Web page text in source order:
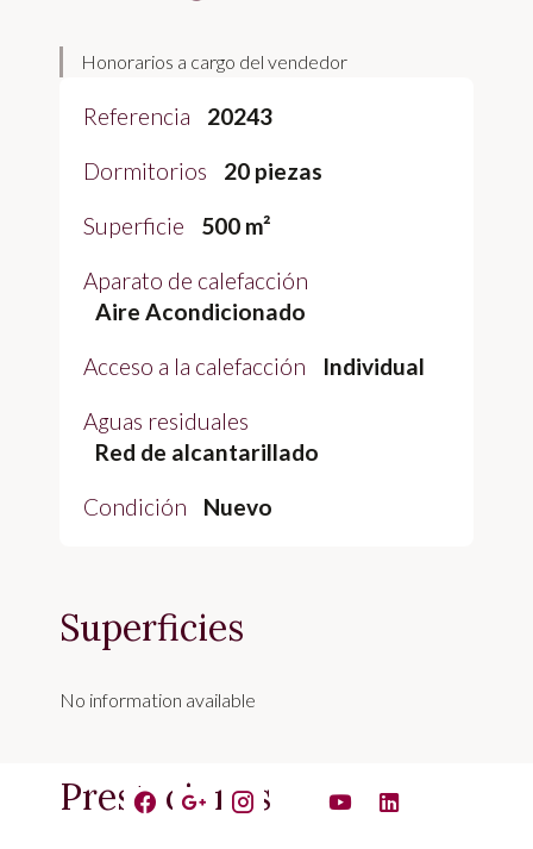
Referencia
20243
Dormitorios
20 piezas
Superficie
500 m²
Aparato de calefacción
Aire Acondicionado
Acceso a la calefacción
Individual
Aguas residuales
Red de alcantarillado
Condición
Nuevo
Superficies
No information available
Prestaciones
Honorarios a cargo del vendedor